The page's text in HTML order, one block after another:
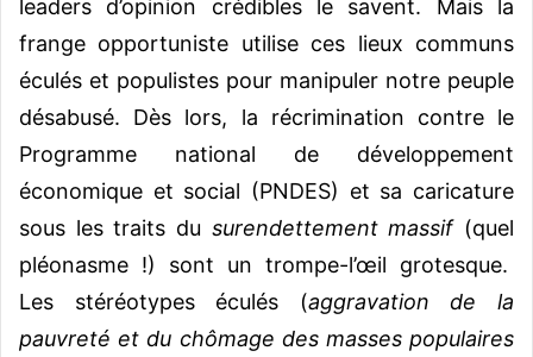
leaders d’opinion crédibles le savent. Mais la
frange opportuniste utilise ces lieux communs
éculés et populistes pour manipuler notre peuple
désabusé. Dès lors, la récrimination contre le
Programme national de développement
économique et social (PNDES) et sa caricature
sous les traits du surendettement massif(quel
pléonasme !) sont un trompe-l’œil grotesque.
Les stéréotypes éculés (aggravation de la
pauvreté et du chômage des masses populaires